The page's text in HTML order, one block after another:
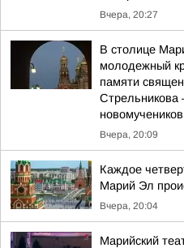
Вчера, 20:27
В столице
молодежный
памяти
Стрельникова
Вчера, 20:09
Каждое
Марий Эл
Вчера, 20:04
Марийский